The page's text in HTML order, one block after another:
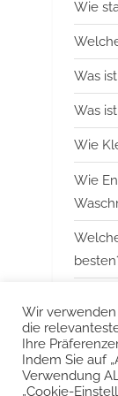
Wie
Was
Was
Wie
Wie
Kann
Was
Wir verwenden
die
Ihre
Indem Sie auf
Verwendung
„Cookie-